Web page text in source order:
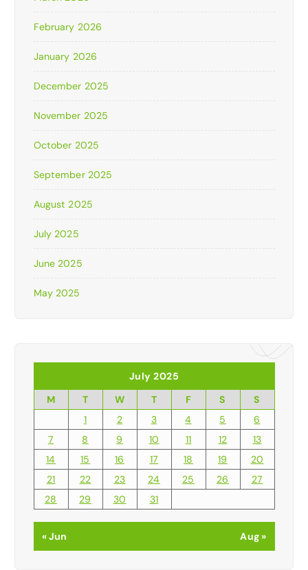
February 2026
January 2026
December 2025
November 2025
October 2025
September 2025
August 2025
July 2025
June 2025
May 2025
July 2025
M
T W T F S
S
1
2 3 4 5
6
7
8 9 10 11 12
13
14
15 16 17 18 19
20
21
22 23 24 25 26
27
28
29 30 31
« Jun Aug »